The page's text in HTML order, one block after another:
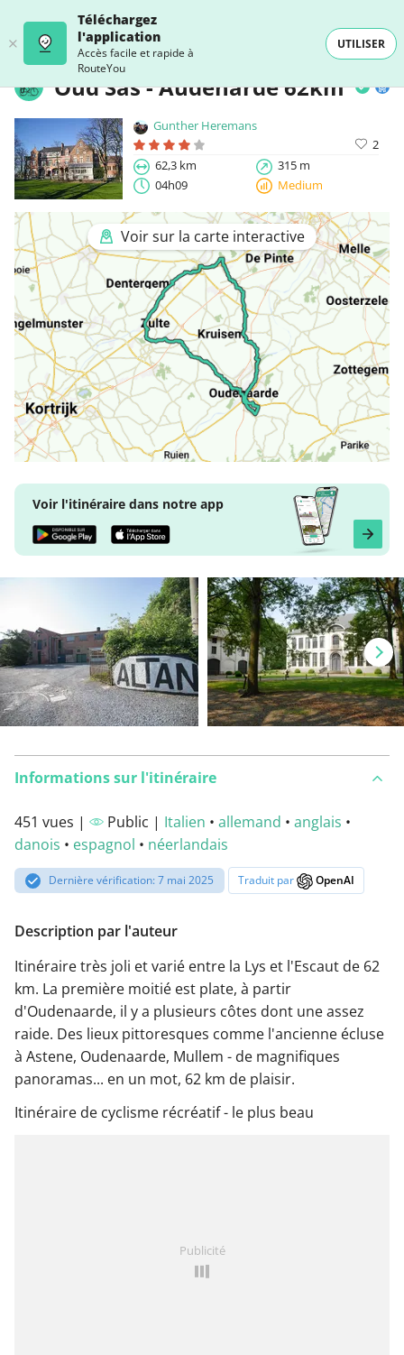
Téléchargez
l'application
Accès facile et rapide à
RouteYou
UTILISER
Oud Sas - Audenarde 62km
Gunther Heremans
2
62,3 km
315 m
04h09
Medium
Voir sur la carte interactive
Voir l'itinéraire dans notre app
Informations sur l'itinéraire
451 vues | Public | Italien • allemand • anglais •
danois • espagnol • néerlandais
Dernière vérification: 7 mai 2025 Traduit par OpenAI
Description par l'auteur
Itinéraire très joli et varié entre la Lys et l'Escaut de 62
km. La première moitié est plate, à partir
d'Oudenaarde, il y a plusieurs côtes dont une assez
raide. Des lieux pittoresques comme l'ancienne écluse
à Astene, Oudenaarde, Mullem - de magnifiques
panoramas... en un mot, 62 km de plaisir.
Itinéraire de cyclisme récréatif - le plus beau
Publicité